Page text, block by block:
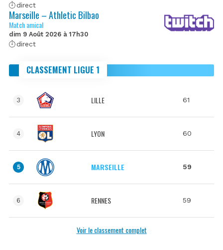
direct
Marseille – Athletic Bilbao
Match amical
dim 9 Août 2026 à 17h30
direct
CLASSEMENT LIGUE 1
3 LILLE 61
4 LYON 60
5 MARSEILLE 59
6 RENNES 59
Voir le classement complet